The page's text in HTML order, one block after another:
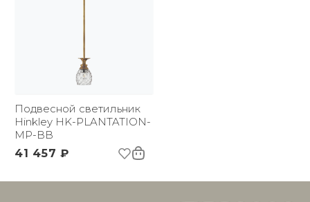
Подвесной светильник
Hinkley HK-PLANTATION-
MP-BB
41 457 ₽